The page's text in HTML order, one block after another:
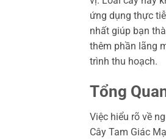
ứng dụng thực
nhất giúp bạn
thêm phần lãng
trình thu hoạch.
Tổng
Việc hiểu rõ về
Cây Tam Giác